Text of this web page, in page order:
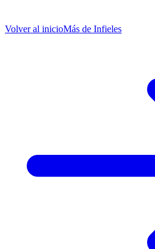
Volver al inicioMás de Infieles